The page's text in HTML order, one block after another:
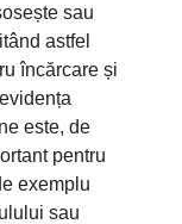
sau
astfel
încărcare și
este, de
pentru
exemplu
sau